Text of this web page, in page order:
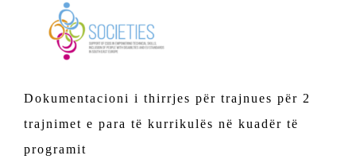
Dokumentacioni i thirrjes për trajnues për 2
trajnimet e para të kurrikulës në kuadër të
programit